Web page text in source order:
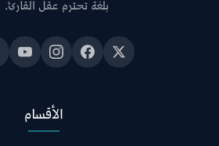
بلغة تحترم عقل القارئ.
الأقسام